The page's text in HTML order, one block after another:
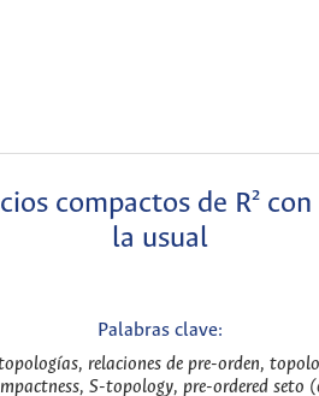
compactos de R²
la usual
Palabras clave:
relaciones de pre-orden,
S-topology, pre-ordered seto